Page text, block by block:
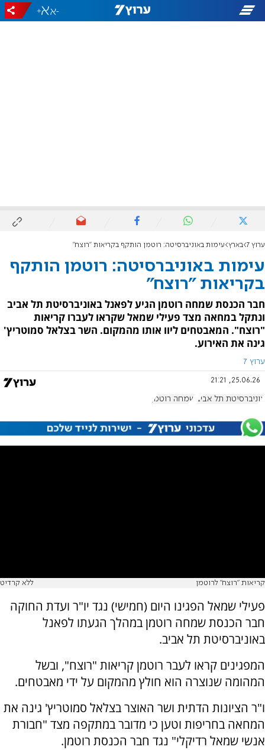
-
+
ערוץ 7 בארץ עימות באוניברסיטה: רוטמן הותקף בקריאות "רוצח"
עימות באוניברסיטה: רוטמן הותקף
בקריאות "רוצח"
חבר הכנסת שמחה רוטמן הגיע לפאנל באוניברסיטת תל אביב
ונתקל במחאה מצד פעילי שמאל שקראו לעברו קריאות
"רוצח". המאבטחים ליוו אותו מהמקום. השר בצלאל סמוטריץ'
גינה את האירוע.
ערוץ 7
25.06.26, 21:21
אוניברסיטת תל אביב שמחה רוטמן
קריאות "רוצח" לרוטמן ללא קרדיט
פעילי שמאל הפגינו היום (חמישי) נגד יו"ר ועדת החוקה
חבר הכנסת שמחה רוטמן במהלך הגעתו לפאנל
באוניברסיטת תל אביב.
המפגינים קראו לעבר רוטמן קריאות "רוצח", ובשל
המהומה שנוצרה הוא חולץ מהמקום על ידי מאבטחים.
ו"ר הציונות הדתית ושר האוצר בצלאל סמוטריץ' גינה את
המחאה בחריפות וטען כי מדובר במתקפה מצד "חבורת
אנשי שמאל רדיקלי" נגד חבר הכנסת רוטמן.